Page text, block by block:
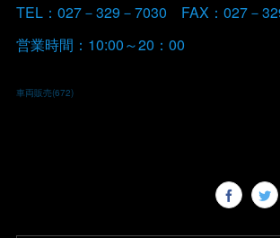
TEL：027－329－7030 FAX：027－
営業時間：10:00～20：00
車両販売(672)